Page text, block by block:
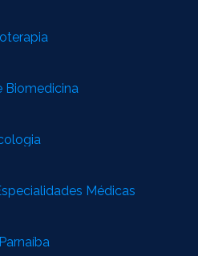
Biomedicina
Médicas